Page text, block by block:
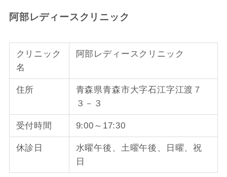
阿部レディースクリニック
クリニック
名
阿部レディースクリニック
住所
青森県青森市大字石江字江渡７
３－３
受付時間 9:00～17:30
休診日
水曜午後、土曜午後、日曜、祝
日